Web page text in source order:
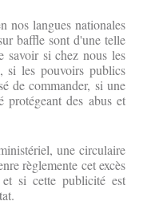
nos langues nationales
baffle sont d'une telle
savoir si chez nous les
si les pouvoirs publics
de commander, si une
des abus et
une circulaire
règlemente cet excès
si cette publicité est